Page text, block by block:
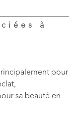
à
pour
sa beauté en